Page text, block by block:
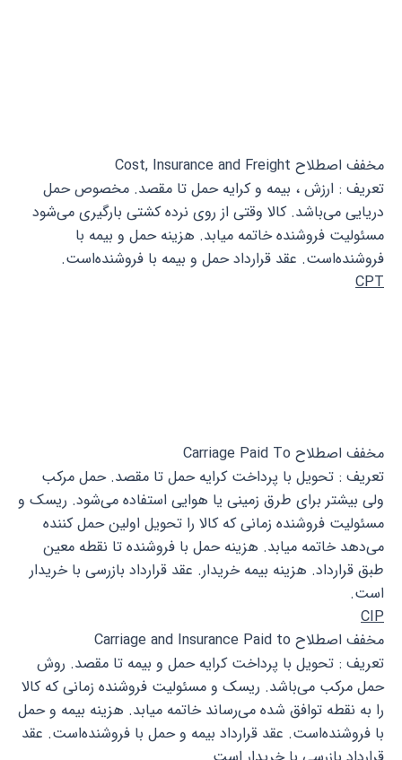
مخفف اصطلاح Cost, Insurance and Freight
تعریف : ارزش ، بیمه و کرایه حمل تا مقصد. مخصوص حمل
دریایی می‌باشد. کالا وقتی از روی نرده کشتی بارگیری می‌شود
مسئولیت فروشنده خاتمه میابد. هزینه حمل و بیمه با
فروشنده‌است. عقد قرارداد حمل و بیمه با فروشنده‌است.
CPT
مخفف اصطلاح Carriage Paid To
تعریف : تحویل با پرداخت کرایه حمل تا مقصد. حمل مرکب
ولی بیشتر برای طرق زمینی یا هوایی استفاده می‌شود. ریسک و
مسئولیت فروشنده زمانی که کالا را تحویل اولین حمل کننده
می‌دهد خاتمه میابد. هزینه حمل با فروشنده تا نقطه معین
طبق قرارداد. هزینه بیمه خریدار. عقد قرارداد بازرسی با خریدار
است.
CIP
مخفف اصطلاح Carriage and Insurance Paid to
تعریف : تحویل با پرداخت کرایه حمل و بیمه تا مقصد. روش
حمل مرکب می‌باشد. ریسک و مسئولیت فروشنده زمانی که کالا
را به نقطه توافق شده می‌رساند خاتمه میابد. هزینه بیمه و حمل
با فروشنده‌است. عقد قرارداد بیمه و حمل با فروشنده‌است. عقد